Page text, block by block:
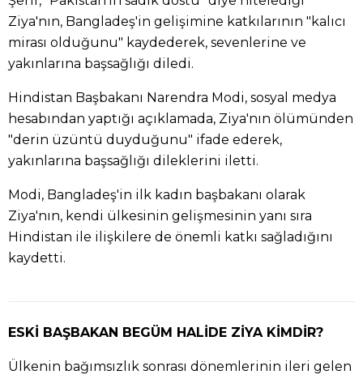
Ziya'nın, Bangladeş'in gelişimine katkılarının "kalıcı
mirası olduğunu" kaydederek, sevenlerine ve
yakınlarına başsağlığı diledi.
Hindistan Başbakanı Narendra Modi, sosyal medya
hesabından yaptığı açıklamada, Ziya'nın ölümünden
"derin üzüntü duyduğunu" ifade ederek,
yakınlarına başsağlığı dileklerini iletti.
Modi, Bangladeş'in ilk kadın başbakanı olarak
Ziya'nın, kendi ülkesinin gelişmesinin yanı sıra
Hindistan ile ilişkilere de önemli katkı sağladığını
kaydetti.
ESKİ BAŞBAKAN BEGÜM HALİDE ZİYA KİMDİR?
Ülkenin bağımsızlık sonrası dönemlerinin ileri gelen